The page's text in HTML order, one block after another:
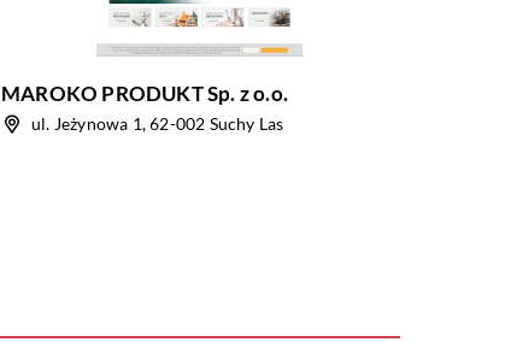
MAROKO PRODUKT Sp. z o.o.
ul. Jeżynowa 1, 62-002 Suchy Las